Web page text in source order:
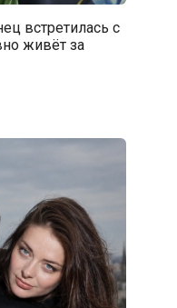
встретилась с
живёт за